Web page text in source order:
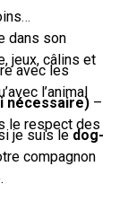
dans son
jeux, câlins et
nécessaire) –
le respect des
avec les
l’animal
je suis le dog-
compagnon